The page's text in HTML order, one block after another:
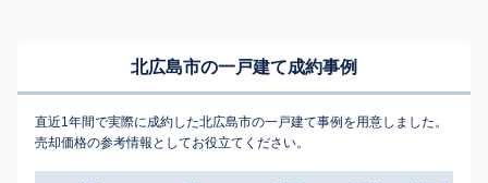
北広島市の一戸建て成約事例
直近1年間で実際に成約した北広島市の一戸建て事例を用意しました。
売却価格の参考情報としてお役立てください。